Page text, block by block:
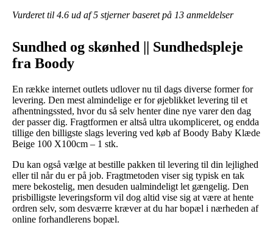
Vurderet til 4.6 ud af 5 stjerner baseret på 13 anmeldelser
Sundhed og skønhed || Sundhedspleje
fra Boody
En række internet outlets udlover nu til dags diverse former for
levering. Den mest almindelige er for øjeblikket levering til et
afhentningssted, hvor du så selv henter dine nye varer den dag
der passer dig. Fragtformen er altså ultra ukompliceret, og endda
tillige den billigste slags levering ved køb af Boody Baby Klæde
Beige 100 X100cm – 1 stk.
Du kan også vælge at bestille pakken til levering til din lejlighed
eller til når du er på job. Fragtmetoden viser sig typisk en tak
mere bekostelig, men desuden ualmindeligt let gængelig. Den
prisbilligste leveringsform vil dog altid vise sig at være at hente
ordren selv, som desværre kræver at du har bopæl i nærheden af
online forhandlerens bopæl.